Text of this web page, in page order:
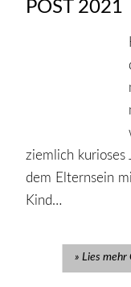
POST 2021
ziemlich kurioses
dem Elternsein
Kind…
Lies mehr